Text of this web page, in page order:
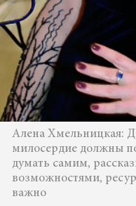
Алена Хмельницкая:
милосердие должны
думать самим,
возможностями,
важно